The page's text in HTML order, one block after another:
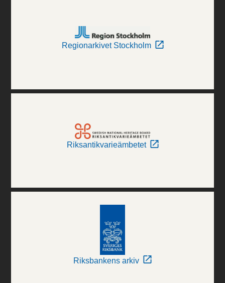
Regionarkivet Stockholm
Riksantikvarieämbetet
Riksbankens arkiv